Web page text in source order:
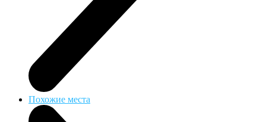
Похожие места